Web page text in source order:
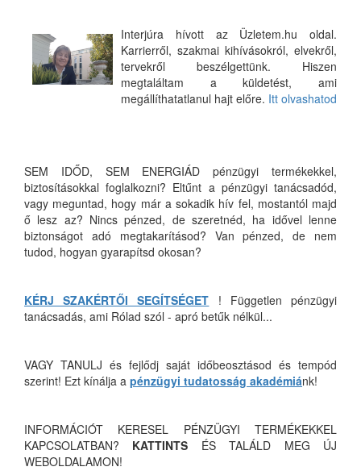
Interjúra hívott az Üzletem.hu oldal.
Karrierről, szakmai kihívásokról, elvekről,
tervekről beszélgettünk. Hiszen
megtaláltam a küldetést, ami
megállíthatatlanul hajt előre. Itt olvashatod
SEM IDŐD, SEM ENERGIÁD pénzügyi termékekkel,
biztosításokkal foglalkozni? Eltűnt a pénzügyi tanácsadód,
vagy meguntad, hogy már a sokadik hív fel, mostantól majd
ő lesz az? Nincs pénzed, de szeretnéd, ha idővel lenne
biztonságot adó megtakarításod? Van pénzed, de nem
tudod, hogyan gyarapítsd okosan?
KÉRJ SZAKÉRTŐI SEGÍTSÉGET ! Független pénzügyi
tanácsadás, ami Rólad szól - apró betűk nélkül...
VAGY TANULJ és fejlődj saját időbeosztásod és tempód
szerint! Ezt kínálja a pénzügyi tudatosság akadémiánk!
INFORMÁCIÓT KERESEL PÉNZÜGYI TERMÉKEKKEL
KAPCSOLATBAN? KATTINTS ÉS TALÁLD MEG ÚJ
WEBOLDALAMON!